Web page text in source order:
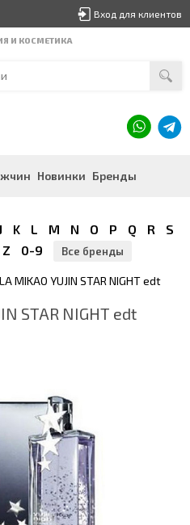
Вход для клиентов
И КОСМЕТИКА
Новинки Бренды
K L M N O P Q R
S
Z 0-9 Все бренды
MIKAO YUJIN STAR NIGHT edt
STAR NIGHT edt